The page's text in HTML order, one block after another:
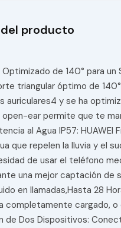
producto
Optimizado de 140° para
triangular óptimo de
auriculares4 y se ha
open-ear permite que te
al Agua IP57:
que repelen la lluvia y el
de usar el teléfono
una mejor captación de
en llamadas,Hasta 28
completamente cargado, o
de Dos Dispositivos: